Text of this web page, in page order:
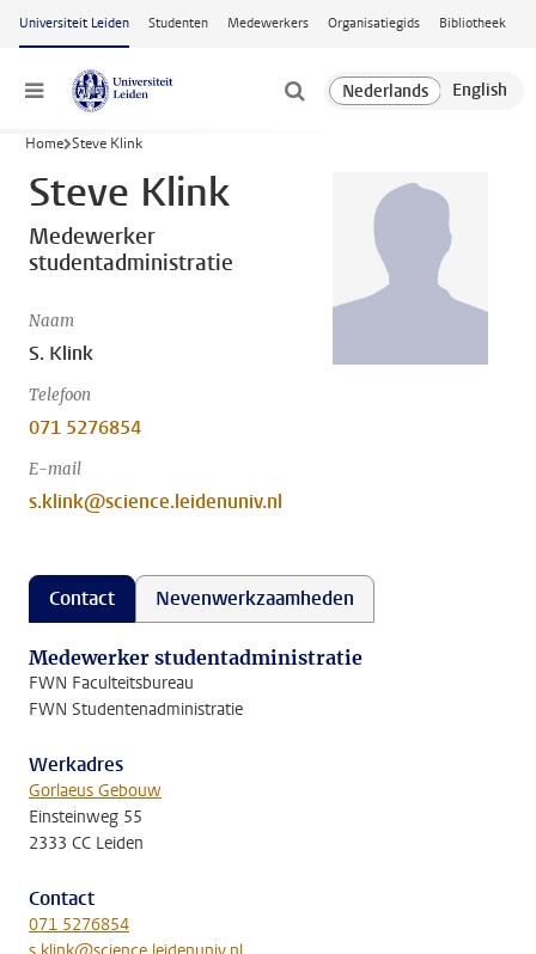
Ga naar hoofdinhoud
Universiteit Leiden Studenten Medewerkers Organisatiegids Bibliotheek
Menu
Home Steve Klink
Steve Klink
Medewerker
studentadministratie
Naam
S. Klink
Telefoon
071 5276854
E-mail
s.klink@science.leidenuniv.nl
Contact Nevenwerkzaamheden
Medewerker studentadministratie
FWN Faculteitsbureau
FWN Studentenadministratie
Werkadres
Gorlaeus Gebouw
Einsteinweg 55
2333 CC Leiden
Contact
071 5276854